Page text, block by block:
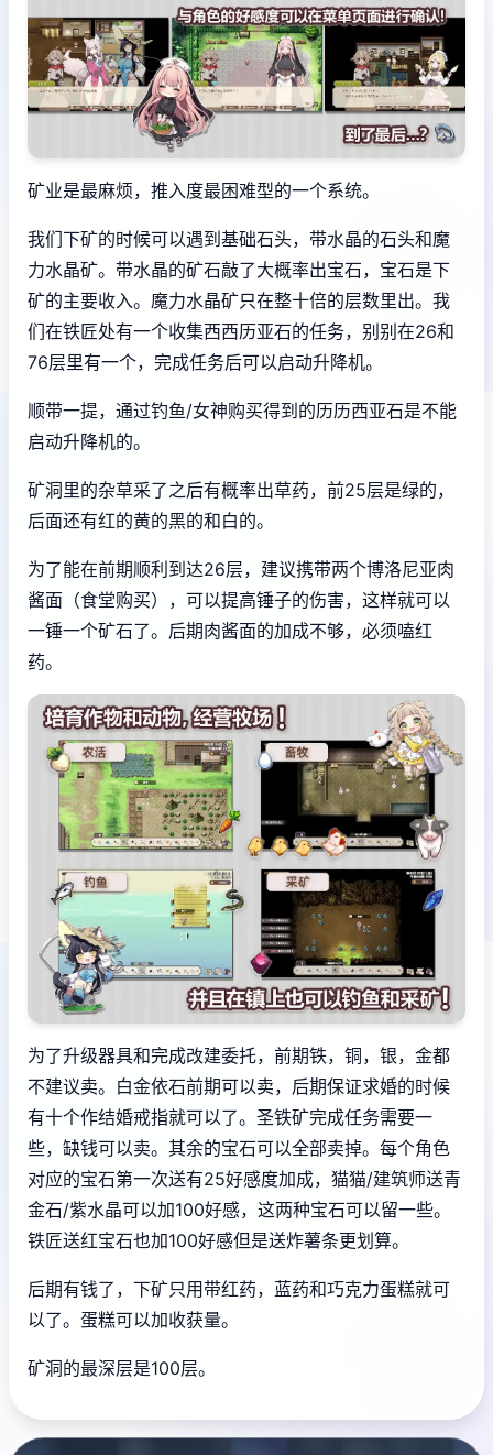
矿业是最麻烦，推入度最困难型的一个系统。
我们下矿的时候可以遇到基础石头，带水晶的石头和魔
力水晶矿。带水晶的矿石敲了大概率出宝石，宝石是下
矿的主要收入。魔力水晶矿只在整十倍的层数里出。我
们在铁匠处有一个收集西西历亚石的任务，别别在26和
76层里有一个，完成任务后可以启动升降机。
顺带一提，通过钓鱼/女神购买得到的历历西亚石是不能
启动升降机的。
矿洞里的杂草采了之后有概率出草药，前25层是绿的，
后面还有红的黄的黑的和白的。
为了能在前期顺利到达26层，建议携带两个博洛尼亚肉
酱面（食堂购买），可以提高锤子的伤害，这样就可以
一锤一个矿石了。后期肉酱面的加成不够，必须嗑红
药。
为了升级器具和完成改建委托，前期铁，铜，银，金都
不建议卖。白金依石前期可以卖，后期保证求婚的时候
有十个作结婚戒指就可以了。圣铁矿完成任务需要一
些，缺钱可以卖。其余的宝石可以全部卖掉。每个角色
对应的宝石第一次送有25好感度加成，猫猫/建筑师送青
金石/紫水晶可以加100好感，这两种宝石可以留一些。
铁匠送红宝石也加100好感但是送炸薯条更划算。
后期有钱了，下矿只用带红药，蓝药和巧克力蛋糕就可
以了。蛋糕可以加收获量。
矿洞的最深层是100层。